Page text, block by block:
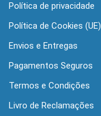
Política de privacidade
Política de Cookies (UE)
Envios e Entregas
Pagamentos Seguros
Termos e Condições
Livro de Reclamações